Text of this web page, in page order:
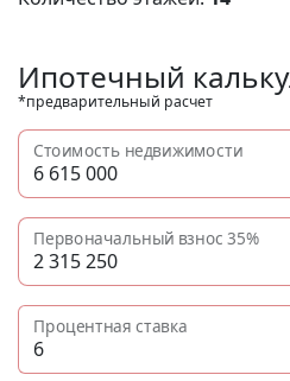
Ипотечный
*предварительный расчет
Стоимость недвижимости
Первоначальный взнос35%
Процентная ставка